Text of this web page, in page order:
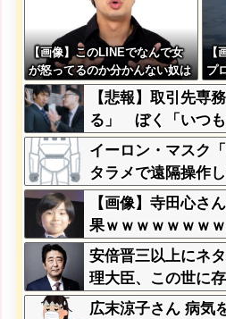
【画像】このLINEでなんで女
が怒ってるのか分かんない奴は
モテない奴確定らしい←お前ら
は勿論わかるよ
な？？？？？？？
【
プ
㊗
【悲報】取引先専
る」 ぼく「いつ
けど本当に20であ
ってる」→結果『
レワイが悪いんか
イーロン・マスク
タラメで遠隔操作し
【画像】寺田心さ
果ｗｗｗｗｗｗｗ
ｗｗ
安倍晋三以上にネ
理大臣、この世に
ww
広末涼子さん 病気